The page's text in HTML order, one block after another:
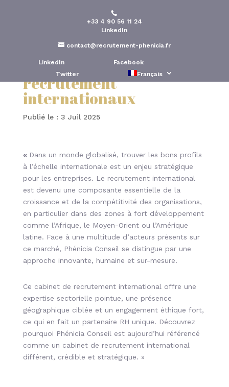
+33 4 90 56 11 24
LinkedIn
contact@recrutement-phenicia.fr
LinkedIn
Facebook
Twitter
Français
Pourquoi Phénicia
Conseil est différent des
autres cabinets de
recrutement
internationaux
Publié le : 3 Juil 2025
« Dans un monde globalisé, trouver les bons profils
à l’échelle internationale est un enjeu stratégique
pour les entreprises. Le recrutement international
est devenu une composante essentielle de la
croissance et de la compétitivité des organisations,
en particulier dans des zones à fort développement
comme l’Afrique, le Moyen-Orient ou l’Amérique
latine. Face à une multitude d’acteurs présents sur
ce marché, Phénicia Conseil se distingue par une
approche innovante, humaine et sur-mesure.
Ce cabinet de recrutement international offre une
expertise sectorielle pointue, une présence
géographique ciblée et un engagement éthique fort,
ce qui en fait un partenaire RH unique. Découvrez
pourquoi Phénicia Conseil est aujourd’hui référencé
comme un cabinet de recrutement international
différent, crédible et stratégique. »